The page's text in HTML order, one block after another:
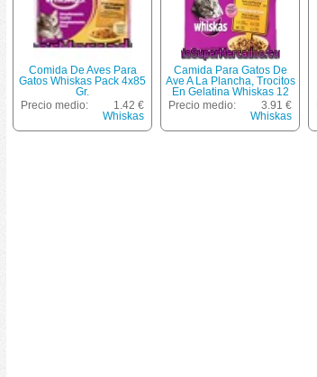
Comida De Aves Para
Gatos Whiskas Pack 4x85
Gr.
Precio medio:
1.42 €
Whiskas
Camida Para Gatos De
Ave A La Plancha, Trocitos
En Gelatina Whiskas 12
Unidades De 85 Gramos
Precio medio:
3.91 €
Whiskas